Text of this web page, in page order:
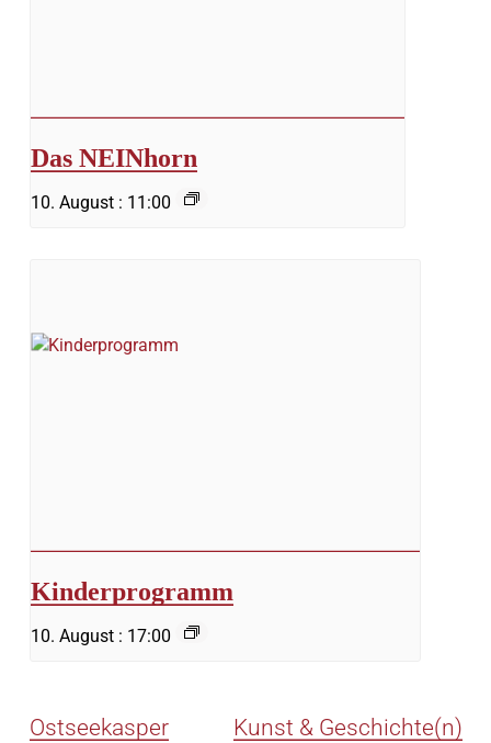
Das NEINhorn
10. August : 11:00
Kinderprogramm
10. August : 17:00
Ostseekasper Kunst & Geschichte(n)